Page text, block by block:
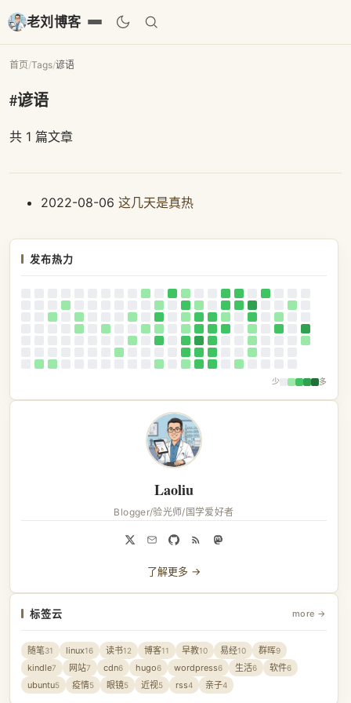
老刘博客
首页/Tags/谚语
#谚语
共 1 篇文章
2022-08-06 这几天是真热
发布热力
少 多
Laoliu
Blogger/验光师/国学爱好者
了解更多 →
标签云 more →
随笔31 linux16 读书12 博客11 早教10 易经10 群晖9
kindle7 网站7 cdn6 hugo6 wordpress6 生活6 软件6
ubuntu5 疫情5 眼镜5 近视5 rss4 亲子4